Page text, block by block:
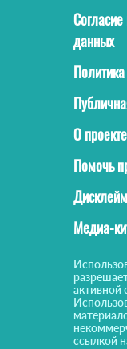
данных
О проекте
Помочь
Медиа-
активной
ссылкой